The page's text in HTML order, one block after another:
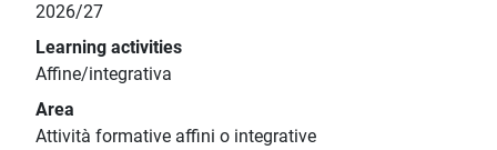
2026/27
Learning activities
Affine/integrativa
Area
Attività formative affini o integrative